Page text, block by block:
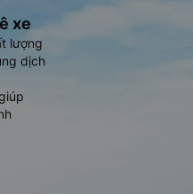
xe
lượng
dịch